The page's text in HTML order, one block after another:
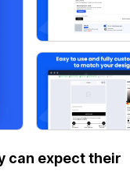
can expect their